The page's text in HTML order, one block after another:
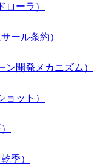
ーラ）
ール条約）
開発メカニズム）
ット）
季）